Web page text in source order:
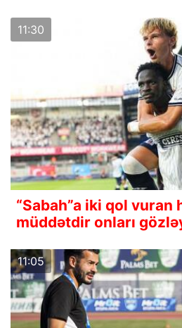
11:30
“Sabah”a iki qol vuran
müddətdir onları
11:05